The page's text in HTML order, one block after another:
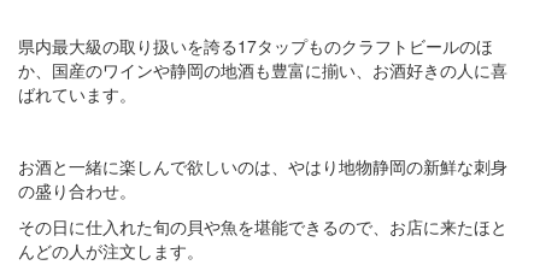
県内最大級の取り扱いを誇る17タップものクラフトビールのほ
か、国産のワインや静岡の地酒も豊富に揃い、お酒好きの人に喜
ばれています。
お酒と一緒に楽しんで欲しいのは、やはり地物静岡の新鮮な刺身
の盛り合わせ。
その日に仕入れた旬の貝や魚を堪能できるので、お店に来たほと
んどの人が注文します。